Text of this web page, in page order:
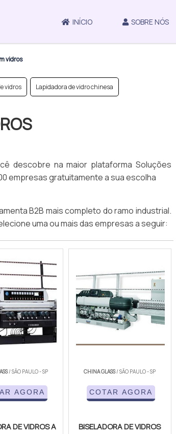
INÍCIO SOBRE NÓS
vidros
vidros Lapidadora de vidro chinesa
descobre na maior plataforma Soluções
empresas gratuitamente a sua escolha
B2B mais completo do ramo industrial.
uma ou mais das empresas a seguir:
/ SÃO PAULO - SP
DE VIDROS A
AGORA
CHINA GLASS/ SÃO PAULO - SP
BISELADORA DE VIDROS
COTAR AGORA